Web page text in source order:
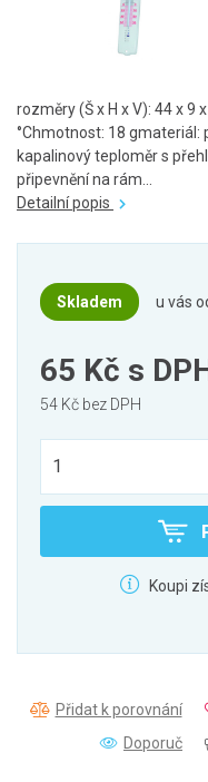
rozměry (Š x H x V): 44 x 9
°Chmotnost: 18 gmateriál:
kapalinový teploměr s
připevnění na rám...
Detailní popis
Skladem u vás
65 Kč s
54 Kč bez DPH
Koupi
Přidat k porovnání
Doporuč